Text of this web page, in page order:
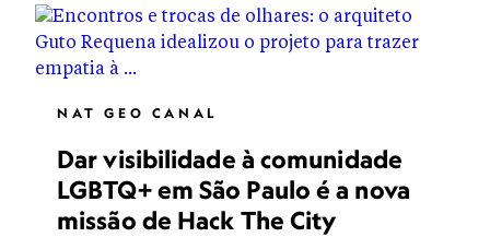
NAT GEO CANAL
Dar visibilidade à comunidade
LGBTQ+ em São Paulo é a nova
missão de Hack The City